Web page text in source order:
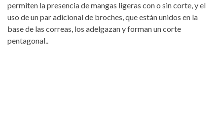
permiten la presencia de mangas ligeras con o sin corte, y el
uso de un par adicional de broches, que están unidos en la
base de las correas, los adelgazan y forman un corte
pentagonal..